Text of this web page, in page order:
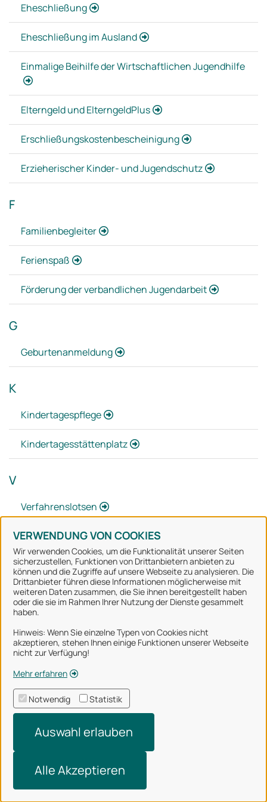
VERWENDUNG VON COOKIES
Wir verwenden Cookies, um die Funktionalität unserer Seiten
sicherzustellen, Funktionen von Drittanbietern anbieten zu
können und die Zugriffe auf unsere Webseite zu analysieren. Die
Drittanbieter führen diese Informationen möglicherweise mit
weiteren Daten zusammen, die Sie ihnen bereitgestellt haben
oder die sie im Rahmen Ihrer Nutzung der Dienste gesammelt
haben.
Hinweis: Wenn Sie einzelne Typen von Cookies nicht
akzeptieren, stehen Ihnen einige Funktionen unserer Webseite
nicht zur Verfügung!
Mehr erfahren
Notwendig Statistik
Auswahl erlauben
Alle Akzeptieren
Eheschließung
Eheschließung im Ausland
Einmalige Beihilfe der Wirtschaftlichen Jugendhilfe
Elterngeld und ElterngeldPlus
Erschließungskostenbescheinigung
Erzieherischer Kinder- und Jugendschutz
F
Familienbegleiter
Ferienspaß
Förderung der verbandlichen Jugendarbeit
G
Geburtenanmeldung
K
Kindertagespflege
Kindertagesstättenplatz
V
Verfahrenslotsen
Stadt Osnabrück
Alle Rechte vorbehalten
Über uns
Impressum
Datenschutzerklärung
Technischer Support